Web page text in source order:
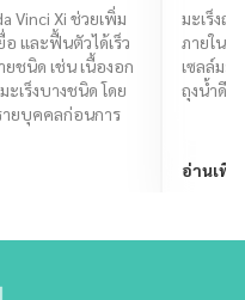
Vinci Xi ช่วยเพิ่ม
อ และฟื้นตัวได้เร็ว
ชนิด เช่น เนื้องอก
เร็งบางชนิด โดย
ายบุคคลก่อนการ
มะเร็งถุ
ภายในถุ
เซลล์มะ
ถุงน้ำดีเ
อ่านเพิ่